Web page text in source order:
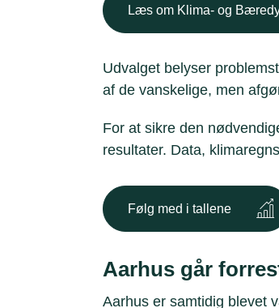
Læs om Klima- og
Udvalget belyser
af de vanskelige, men
For at sikre den
resultater. Data,
Følg med i tallene
Aarhus går
Aarhus er samtidig blevet